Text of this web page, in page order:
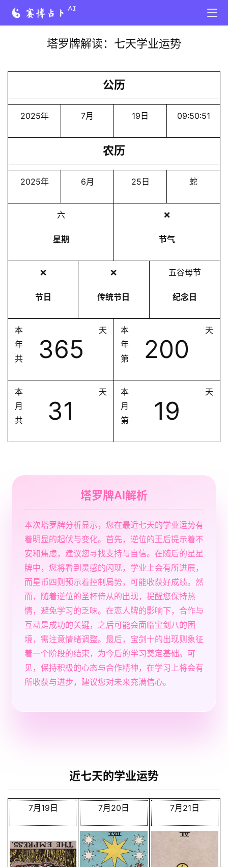
塔罗牌解读：七天学业运势
公历
2025年 7月 19日 09:50:51
农历
2025年 6月 25日 蛇
六
星期
❌
节气
❌
节日
❌
传统节日
五谷母节
纪念日
本
年
共
365
天
本
年
第
200
天
本
月
共
31
天
本
月
第
19
天
塔罗牌AI解析
本次塔罗牌分析显示，您在最近七天的学业运势有
着明显的起伏与变化。首先，逆位的王后提示着不
安和焦虑，建议您寻找支持与自信。在随后的星星
牌中，您将看到灵感的闪现，学业上会有所进展，
而星币四则预示着控制局势，可能收获好成绩。然
而，随着逆位的圣杯侍从的出现，提醒您保持热
情，避免学习的乏味。在恋人牌的影响下，合作与
互动是成功的关键，之后可能会面临宝剑八的困
境，需注意情绪调整。最后，宝剑十的出现则象征
着一个阶段的结束，为今后的学习奠定基础。可
见，保持积极的心态与合作精神，在学习上将会有
所收获与进步，建议您对未来充满信心。
近七天的学业运势
7月19日 7月20日 7月21日